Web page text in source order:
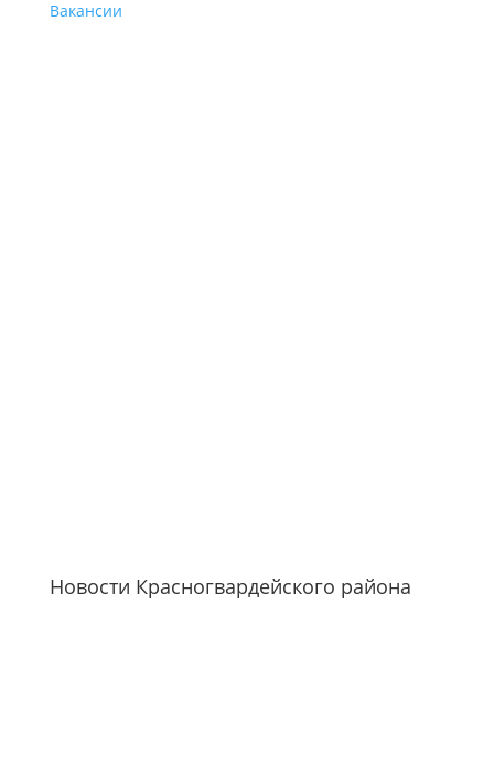
Вакансии
Новости Красногвардейского района